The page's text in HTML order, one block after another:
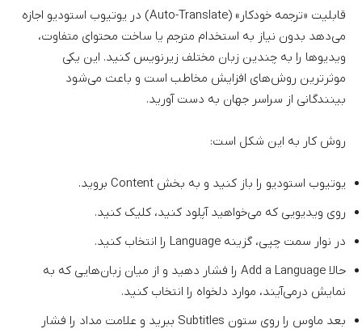
قابلیت «ترجمه خودکار» (Auto-Translate) در یوتیوب استودیو اجازه
می‌دهد بدون نیاز به استخدام مترجم یا ساخت محتوای متفاوت،
ویدیوها را به چندین زبان مختلف زیرنویس کنید. این یکی
موثرترین روش‌های افزایش مخاطب است و باعث می‌شود
بینندگانی از سراسر جهان به دست آورید.
روش کار به این شکل است:
یوتیوب استودیو را باز کنید و به بخش Content بروید.
روی ویدیویی که می‌خواهید آپلود کنید، کلیک کنید.
در نوار سمت چپی، گزینه Language را انتخاب کنید.
حالا Add a Language را فشار دهید و از میان زبان‌هایی که به
نمایش درمی‌آیند، موارد دلخواه را انتخاب کنید.
بعد ماوس را روی ستون Subtitles ببرید و علامت مداد را فشار